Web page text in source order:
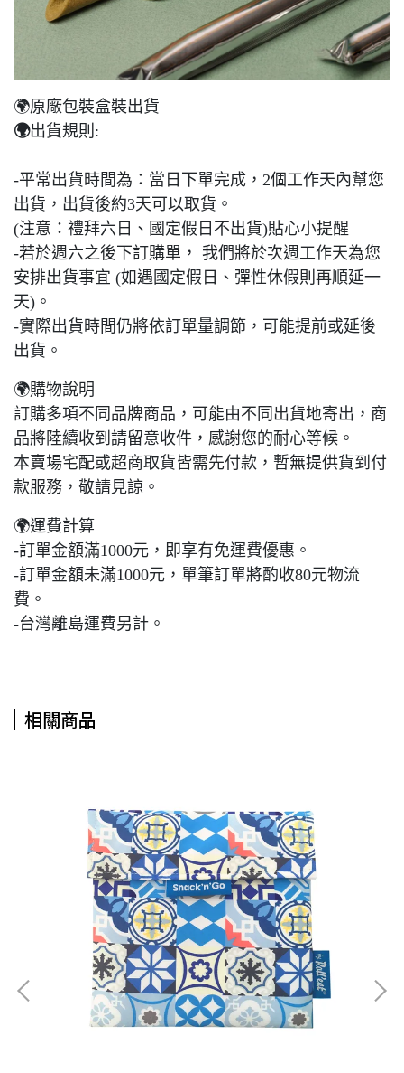
🌍原廠包裝盒裝出貨
🌍出貨規則:
-平常出貨時間為：當日下單完成，2個工作天內幫您
出貨，出貨後約3天可以取貨。
(注意：禮拜六日、國定假日不出貨)貼心小提醒
-若於週六之後下訂購單， 我們將於次週工作天為您
安排出貨事宜 (如遇國定假日、彈性休假則再順延一
天)。
-實際出貨時間仍將依訂單量調節，可能提前或延後
出貨。
🌍購物說明
訂購多項不同品牌商品，可能由不同出貨地寄出，商
品將陸續收到請留意收件，感謝您的耐心等候。
本賣場宅配或超商取貨皆需先付款，暫無提供貨到付
款服務，敬請見諒。
🌍運費計算
-訂單金額滿1000元，即享有免運費優惠。
-訂單金額未滿1000元，單筆訂單將酌收80元物流
費。
-台灣離島運費另計。
相關商品